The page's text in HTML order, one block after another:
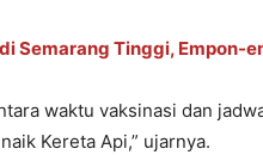
Semarang Tinggi, Empon-
waktu vaksinasi dan
Kereta Api,” ujarnya.